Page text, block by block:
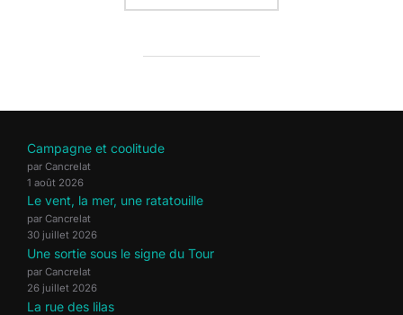
Campagne et coolitude
par Cancrelat
1 août 2026
Le vent, la mer, une ratatouille
par Cancrelat
30 juillet 2026
Une sortie sous le signe du Tour
par Cancrelat
26 juillet 2026
La rue des lilas